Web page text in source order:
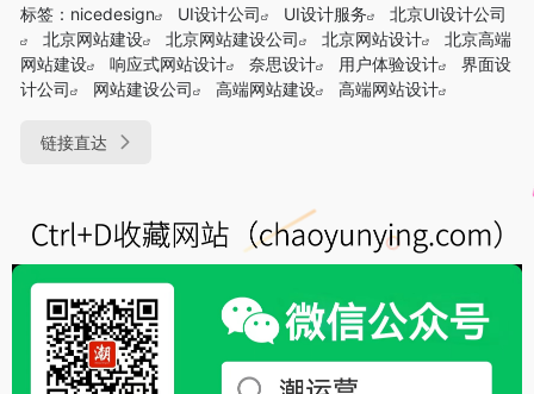
标签： nicedesign UI设计公司 UI设计服务
北京UI设计公司
北京网站建设
北京网站建设公司 北京网站设计
北京高端
网站建设
响应式网站设计 奈思设计 用户体验设计
界面设
计公司
网站建设公司 高端网站建设 高端网站设计
链接直达